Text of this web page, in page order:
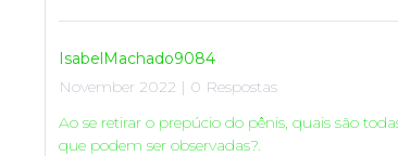
IsabelMachado9084
November 2022 | 0 Respostas
Ao se retirar o prepúcio do pênis, quais são
que podem ser observadas?.